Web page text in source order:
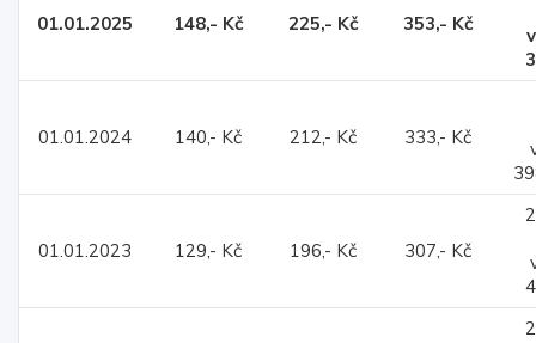
01.01.2025 148,- Kč 225,- Kč 353,- Kč
01.01.2024 140,- Kč 212,- Kč 333,- Kč
01.01.2023 129,- Kč 196,- Kč 307,- Kč